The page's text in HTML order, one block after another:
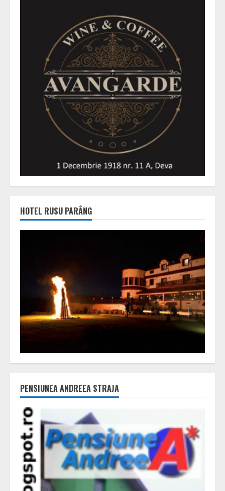
HOTEL RUSU PARÂNG
PENSIUNEA ANDREEA STRAJA